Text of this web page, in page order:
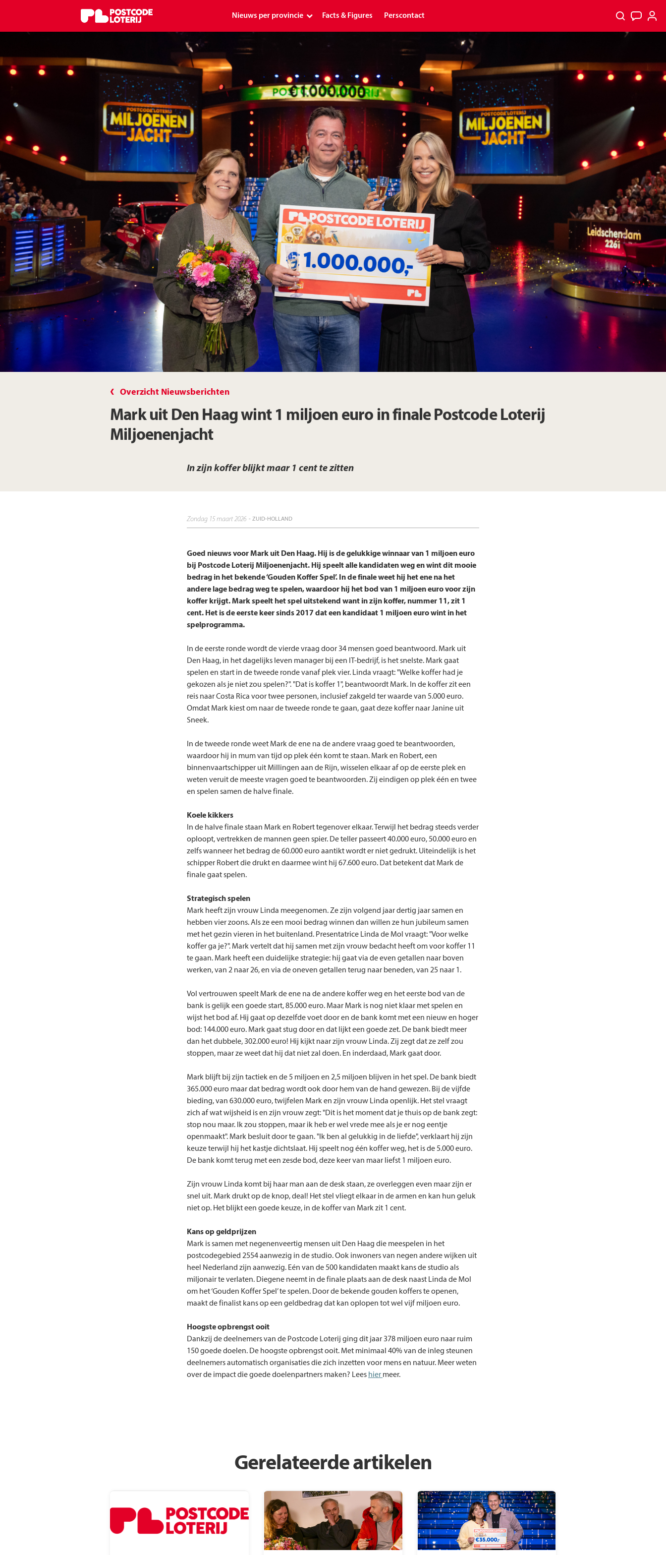
Nieuws per provincie
Landelijk
Drenthe
Flevoland
Friesland
Gelderland
Groningen
Limburg
Noord-Brabant
Noord-Holland
Overijssel
Utrecht
Facts & Figures Perscontact
Overzicht Nieuwsberichten
Mark uit Den Haag wint 1 miljoen euro in finale Postcode Loterij
Miljoenenjacht
In zijn koffer blijkt maar 1 cent te zitten
zondag 15 maart 2026 - ZUID-HOLLAND
Goed nieuws voor Mark uit Den Haag. Hij is de gelukkige winnaar van 1 miljoen euro
bij Postcode Loterij Miljoenenjacht. Hij speelt alle kandidaten weg en wint dit mooie
bedrag in het bekende ‘Gouden Koffer Spel’. In de finale weet hij het ene na het
andere lage bedrag weg te spelen, waardoor hij het bod van 1 miljoen euro voor zijn
koffer krijgt. Mark speelt het spel uitstekend want in zijn koffer, nummer 11, zit 1
cent. Het is de eerste keer sinds 2017 dat een kandidaat 1 miljoen euro wint in het
spelprogramma.
In de eerste ronde wordt de vierde vraag door 34 mensen goed beantwoord. Mark uit
Den Haag, in het dagelijks leven manager bij een IT-bedrijf, is het snelste. Mark gaat
spelen en start in de tweede ronde vanaf plek vier. Linda vraagt: "Welke koffer had je
gekozen als je niet zou spelen?". "Dat is koffer 1", beantwoordt Mark. In de koffer zit een
reis naar Costa Rica voor twee personen, inclusief zakgeld ter waarde van 5.000 euro.
Omdat Mark kiest om naar de tweede ronde te gaan, gaat deze koffer naar Janine uit
Sneek.
In de tweede ronde weet Mark de ene na de andere vraag goed te beantwoorden,
waardoor hij in mum van tijd op plek één komt te staan. Mark en Robert, een
binnenvaartschipper uit Millingen aan de Rijn, wisselen elkaar af op de eerste plek en
weten veruit de meeste vragen goed te beantwoorden. Zij eindigen op plek één en twee
en spelen samen de halve finale.
Koele kikkers
In de halve finale staan Mark en Robert tegenover elkaar. Terwijl het bedrag steeds verder
oploopt, vertrekken de mannen geen spier. De teller passeert 40.000 euro, 50.000 euro en
zelfs wanneer het bedrag de 60.000 euro aantikt wordt er niet gedrukt. Uiteindelijk is het
schipper Robert die drukt en daarmee wint hij 67.600 euro. Dat betekent dat Mark de
finale gaat spelen.
Strategisch spelen
Mark heeft zijn vrouw Linda meegenomen. Ze zijn volgend jaar dertig jaar samen en
hebben vier zoons. Als ze een mooi bedrag winnen dan willen ze hun jubileum samen
met het gezin vieren in het buitenland. Presentatrice Linda de Mol vraagt: "Voor welke
koffer ga je?". Mark vertelt dat hij samen met zijn vrouw bedacht heeft om voor koffer 11
te gaan. Mark heeft een duidelijke strategie: hij gaat via de even getallen naar boven
werken, van 2 naar 26, en via de oneven getallen terug naar beneden, van 25 naar 1.
Vol vertrouwen speelt Mark de ene na de andere koffer weg en het eerste bod van de
bank is gelijk een goede start, 85.000 euro. Maar Mark is nog niet klaar met spelen en
wijst het bod af. Hij gaat op dezelfde voet door en de bank komt met een nieuw en hoger
bod: 144.000 euro. Mark gaat stug door en dat lijkt een goede zet. De bank biedt meer
dan het dubbele, 302.000 euro! Hij kijkt naar zijn vrouw Linda. Zij zegt dat ze zelf zou
stoppen, maar ze weet dat hij dat niet zal doen. En inderdaad, Mark gaat door.
Mark blijft bij zijn tactiek en de 5 miljoen en 2,5 miljoen blijven in het spel. De bank biedt
365.000 euro maar dat bedrag wordt ook door hem van de hand gewezen. Bij de vijfde
bieding, van 630.000 euro, twijfelen Mark en zijn vrouw Linda openlijk. Het stel vraagt
zich af wat wijsheid is en zijn vrouw zegt: "Dit is het moment dat je thuis op de bank zegt:
stop nou maar. Ik zou stoppen, maar ik heb er wel vrede mee als je er nog eentje
openmaakt". Mark besluit door te gaan. "Ik ben al gelukkig in de liefde", verklaart hij zijn
keuze terwijl hij het kastje dichtslaat. Hij speelt nog één koffer weg, het is de 5.000 euro.
De bank komt terug met een zesde bod, deze keer van maar liefst 1 miljoen euro.
Zijn vrouw Linda komt bij haar man aan de desk staan, ze overleggen even maar zijn er
snel uit. Mark drukt op de knop, deal! Het stel vliegt elkaar in de armen en kan hun geluk
niet op. Het blijkt een goede keuze, in de koffer van Mark zit 1 cent.
Kans op geldprijzen
Mark is samen met negenenveertig mensen uit Den Haag die meespelen in het
postcodegebied 2554 aanwezig in de studio. Ook inwoners van negen andere wijken uit
heel Nederland zijn aanwezig. Eén van de 500 kandidaten maakt kans de studio als
miljonair te verlaten. Diegene neemt in de finale plaats aan de desk naast Linda de Mol
om het ‘Gouden Koffer Spel’ te spelen. Door de bekende gouden koffers te openen,
maakt de finalist kans op een geldbedrag dat kan oplopen tot wel vijf miljoen euro.
Hoogste opbrengst ooit
Dankzij de deelnemers van de Postcode Loterij ging dit jaar 378 miljoen euro naar ruim
150 goede doelen. De hoogste opbrengst ooit. Met minimaal 40% van de inleg steunen
deelnemers automatisch organisaties die zich inzetten voor mens en natuur. Meer weten
over de impact die goede doelenpartners maken? Lees hier meer.
Gerelateerde artikelen